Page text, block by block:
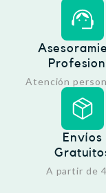
Atención
Envíos
A partir de